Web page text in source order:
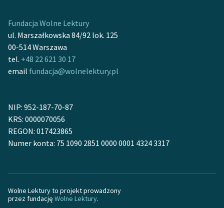
twórców przechodzących
do domeny publicznej,
lektur szkolnych oraz
Starego Testamentu
Odkurzamy bohaterów
Lektur
O nas
O projekcie
Zespół
Fundacja Wolne Lektury
ul. Marszałkowska 84/92 lok. 125
00-514 Warszawa
tel. +48 22 621 30 17
email fundacja@wolnelektury.pl
NIP: 952-187-70-87
KRS: 0000070056
REGON: 017423865
Numer konta: 75 1090 2851 0000 0001 4324 3317
Wolne Lektury to projekt prowadzony
przez fundację Wolne Lektury.